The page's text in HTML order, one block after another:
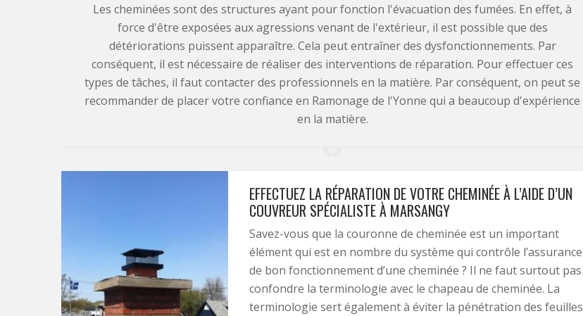
Les cheminées sont des structures ayant pour fonction l'évacuation des fumées. En effet, à
force d'être exposées aux agressions venant de l'extérieur, il est possible que des
détériorations puissent apparaître. Cela peut entraîner des dysfonctionnements. Par
conséquent, il est nécessaire de réaliser des interventions de réparation. Pour effectuer ces
types de tâches, il faut contacter des professionnels en la matière. Par conséquent, on peut se
recommander de placer votre confiance en Ramonage de l'Yonne qui a beaucoup d'expérience
en la matière.
EFFECTUEZ LA RÉPARATION DE VOTRE CHEMINÉE À L’AIDE D’UN
COUVREUR SPÉCIALISTE À MARSANGY
Savez-vous que la couronne de cheminée est un important
élément qui est en nombre du système qui contrôle l’assurance
de bon fonctionnement d’une cheminée ? Il ne faut surtout pas
confondre la terminologie avec le chapeau de cheminée. La
terminologie sert également à éviter la pénétration des feuilles